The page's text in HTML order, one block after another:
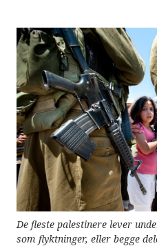
De fleste palestinere lever
som flyktninger, eller begge